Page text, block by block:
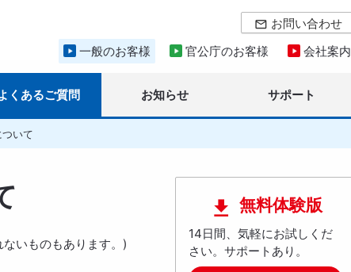
mail_outline お問い合わせ
一般のお客様
官公庁のお客様 会社案内
くあるご質問 お知らせ サポート
いて
いものもあります。)
 無料体験版
14日間、気軽にお試しくだ
さい。サポートあり。